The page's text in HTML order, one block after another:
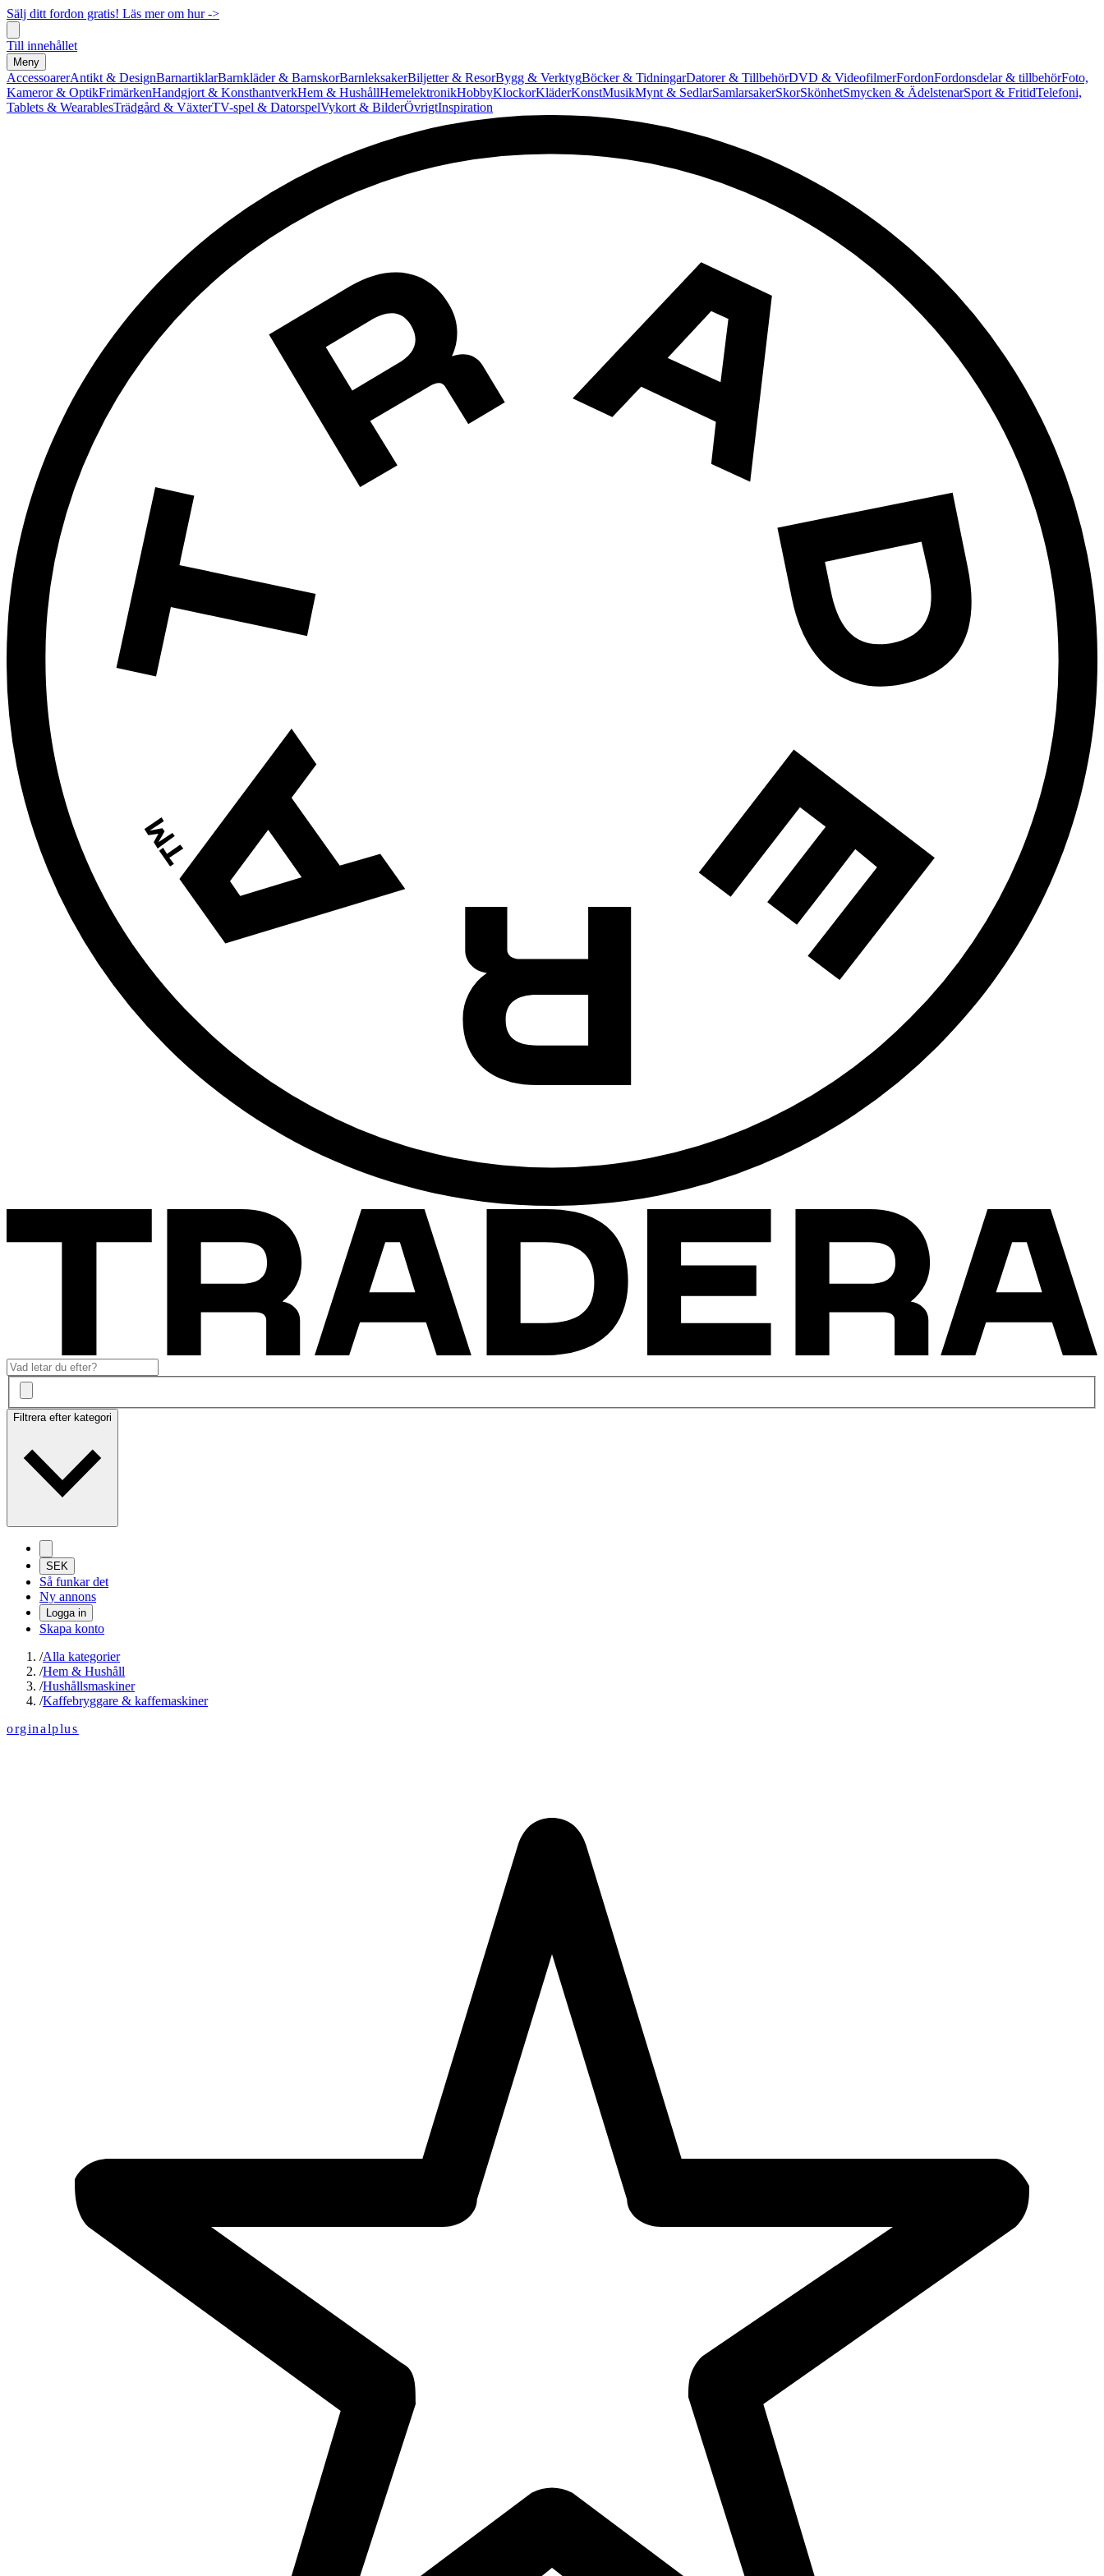
Sälj ditt fordon gratis! Läs mer om hur ->
Till innehållet
Meny
AccessoarerAntikt & DesignBarnartiklarBarnkläder & BarnskorBarnleksakerBiljetter & ResorBygg & VerktygBöcker & TidningarDatorer & TillbehörDVD & VideofilmerFordonFordonsdelar & tillbehörFoto,
Kameror & OptikFrimärkenHandgjort & KonsthantverkHem & HushållHemelektronikHobbyKlockorKläderKonstMusikMynt & SedlarSamlarsakerSkorSkönhetSmycken & ÄdelstenarSport & FritidTelefoni,
Tablets & WearablesTrädgård & VäxterTV-spel & DatorspelVykort & BilderÖvrigtInspiration
Filtrera efter kategori
SEK
Så funkar det
Ny annons
Logga in
Skapa konto
/Alla kategorier
/Hem & Hushåll
/Hushållsmaskiner
/Kaffebryggare & kaffemaskiner
orginalplus